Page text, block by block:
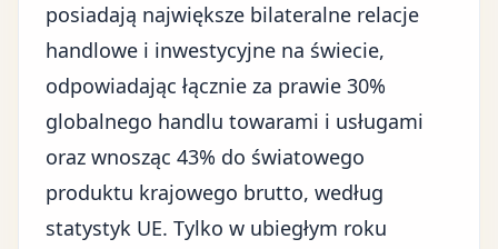
posiadają największe bilateralne relacje
handlowe i inwestycyjne na świecie,
odpowiadając łącznie za prawie 30%
globalnego handlu towarami i usługami
oraz wnosząc 43% do światowego
produktu krajowego brutto, według
statystyk UE. Tylko w ubiegłym roku